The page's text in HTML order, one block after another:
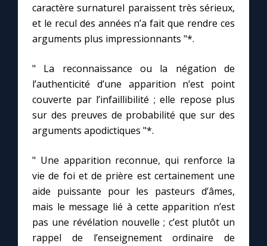
caractère surnaturel paraissent très sérieux,
et le recul des années n’a fait que rendre ces
arguments plus impressionnants "*.
" La reconnaissance ou la négation de
l’authenticité d’une apparition n’est point
couverte par l’infaillibilité ; elle repose plus
sur des preuves de probabilité que sur des
arguments apodictiques "*.
" Une apparition reconnue, qui renforce la
vie de foi et de prière est certainement une
aide puissante pour les pasteurs d’âmes,
mais le message lié à cette apparition n’est
pas une révélation nouvelle ; c’est plutôt un
rappel de l’enseignement ordinaire de